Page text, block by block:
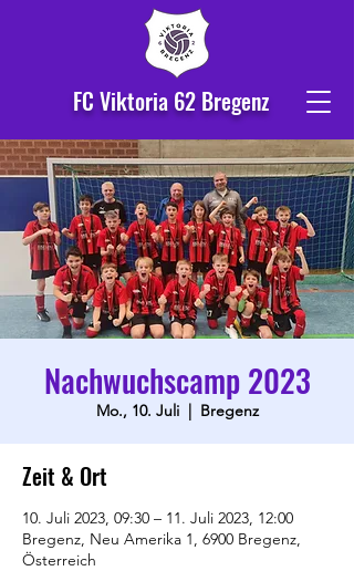
FC Viktoria 62 Bregenz
Nachwuchscamp 2023
Mo., 10. Juli
  |
Bregenz
Zeit & Ort
10. Juli 2023, 09:30 – 11. Juli 2023, 12:00
Bregenz, Neu Amerika 1, 6900 Bregenz,
Österreich